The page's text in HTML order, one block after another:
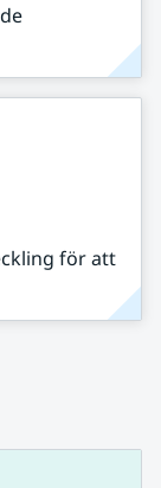
för att